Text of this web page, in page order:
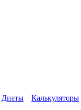
Диеты Калькуляторы